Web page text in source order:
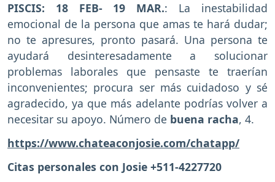
PISCIS: 18 FEB- 19 MAR.: La inestabilidad
emocional de la persona que amas te hará dudar;
no te apresures, pronto pasará. Una persona te
ayudará desinteresadamente a solucionar
problemas laborales que pensaste te traerían
inconvenientes; procura ser más cuidadoso y sé
agradecido, ya que más adelante podrías volver a
necesitar su apoyo. Número de buena racha, 4.
https://www.chateaconjosie.com/chatapp/
Citas personales con Josie +511-4227720